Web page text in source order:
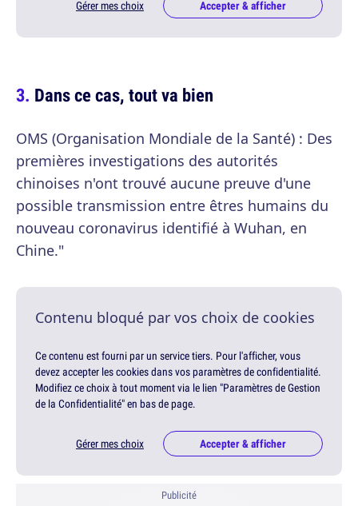
Gérer mes choix Accepter & afficher
Dans ce cas, tout va bien
OMS (Organisation Mondiale de la Santé) : Des
premières investigations des autorités
chinoises n'ont trouvé aucune preuve d'une
possible transmission entre êtres humains du
nouveau coronavirus identifié à Wuhan, en
Chine."
Contenu bloqué par vos choix de cookies
Ce contenu est fourni par un service tiers. Pour l'afficher, vous
devez accepter les cookies dans vos paramètres de confidentialité.
Modifiez ce choix à tout moment via le lien "Paramètres de Gestion
de la Confidentialité" en bas de page.
Gérer mes choix Accepter & afficher
Publicité